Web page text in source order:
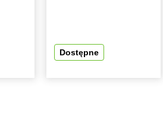
Dostępne